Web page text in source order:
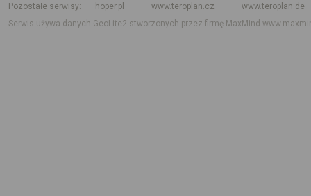
Pozostałe serwisy
hoper.pl www.teroplan.cz
www.teroplan.de
Serwis używa danych GeoLite2 stworzonych przez firmę MaxMind